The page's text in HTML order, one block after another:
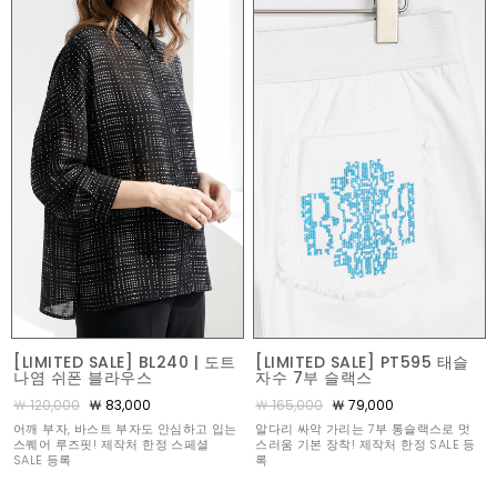
[LIMITED SALE] BL240 | 도트
나염 쉬폰 블라우스
￦ 120,000 ￦ 83,000
어깨 부자, 바스트 부자도 안심하고 입는
스퀘어 루즈핏! 제작처 한정 스페셜
SALE 등록
[LIMITED SALE] PT595 태슬
자수 7부 슬랙스
￦ 165,000 ￦ 79,000
알다리 싸악 가리는 7부 통슬랙스로 멋
스러움 기본 장착! 제작처 한정 SALE 등
록